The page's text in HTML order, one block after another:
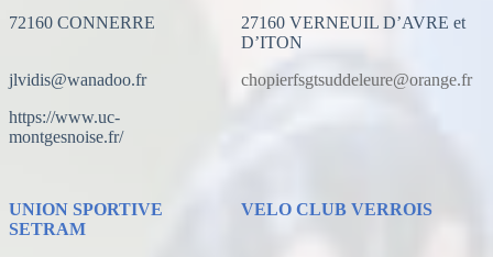
72160 CONNERRE
27160 VERNEUIL D’AVRE et
D’ITON
jlvidis@wanadoo.fr
chopierfsgtsuddeleure@orange.fr
https://www.uc-
montgesnoise.fr/
UNION SPORTIVE
SETRAM
VELO CLUB VERROIS